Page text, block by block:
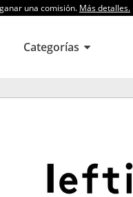
una comisión. Más detalles.
Categorías